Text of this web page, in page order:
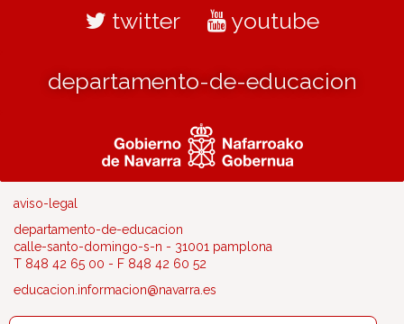
twitter youtube
departamento-de-educacion
aviso-legal
departamento-de-educacion
calle-santo-domingo-s-n - 31001 pamplona
T 848 42 65 00 - F 848 42 60 52
educacion.informacion@navarra.es